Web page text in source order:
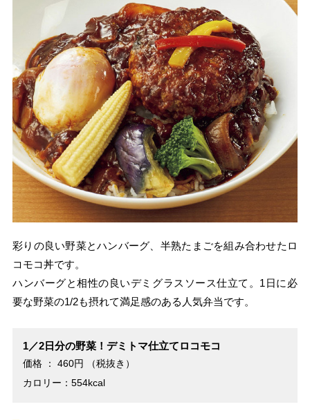
彩りの良い野菜とハンバーグ、半熟たまごを組み合わせたロ
コモコ丼です。
ハンバーグと相性の良いデミグラスソース仕立て。1日に必
要な野菜の1/2も摂れて満足感のある人気弁当です。
1／2日分の野菜！デミトマ仕立てロコモコ
価格 ： 460円 （税抜き）
カロリー：554kcal